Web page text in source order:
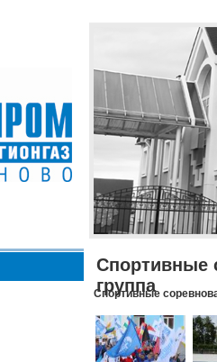
Спортивные
группа
Спортивные